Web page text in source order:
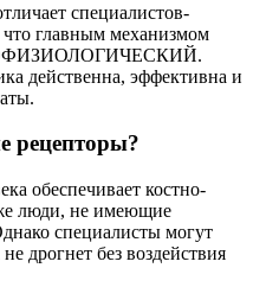
специалистов-
что главным механизмом
действенна, эффективна и
рецепторы?
обеспечивает костно-
люди, не имеющие
специалисты могут
дрогнет без воздействия